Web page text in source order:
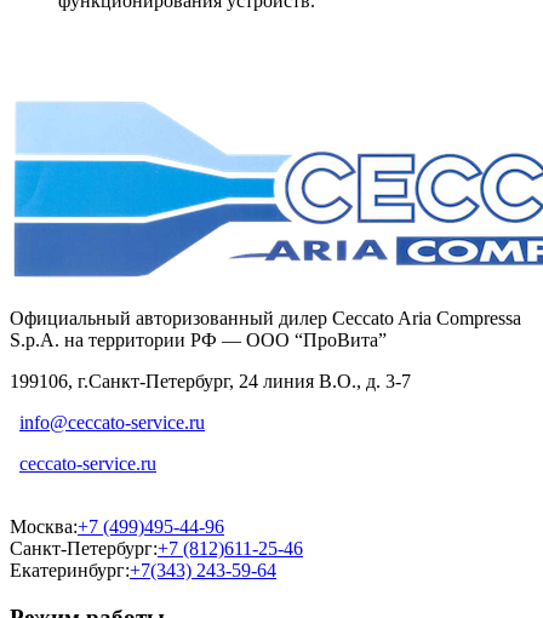
Официальный авторизованный дилер Ceccato Aria Compressa
S.p.A. на территории РФ — ООО “ПроВита”
199106, г.Санкт-Петербург, 24 линия В.О., д. 3-7
info@ceccato-service.ru
ceccato-service.ru
Москва:+7 (499)495-44-96
Санкт-Петербург:+7 (812)611-25-46
Екатеринбург:+7(343) 243-59-64